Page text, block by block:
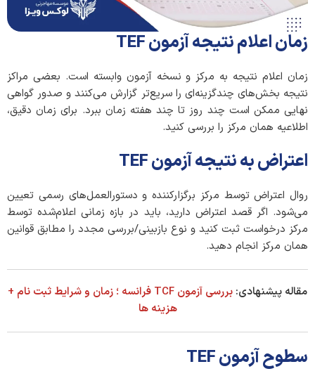
زمان اعلام نتیجه آزمون TEF
زمان اعلام نتیجه به مرکز و نسخه آزمون وابسته است. بعضی مراکز
نتیجه بخش‌های چندگزینه‌ای را سریع‌تر گزارش می‌کنند و صدور گواهی
نهایی ممکن است چند روز تا چند هفته زمان ببرد. برای زمان دقیق،
اطلاعیه همان مرکز را بررسی کنید.
اعتراض به نتیجه آزمون TEF
روال اعتراض توسط مرکز برگزارکننده و دستورالعمل‌های رسمی تعیین
می‌شود. اگر قصد اعتراض دارید، باید در بازه زمانی اعلام‌شده توسط
مرکز درخواست ثبت کنید و نوع بازبینی/بررسی مجدد را مطابق قوانین
همان مرکز انجام دهید.
مقاله پیشنهادی:
بررسی آزمون TCF فرانسه ؛ زمان و شرایط ثبت نام +
هزینه ها
سطوح آزمون TEF